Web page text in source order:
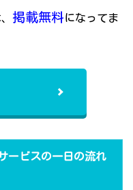
掲載無料になってま
ービスの一日の流れ